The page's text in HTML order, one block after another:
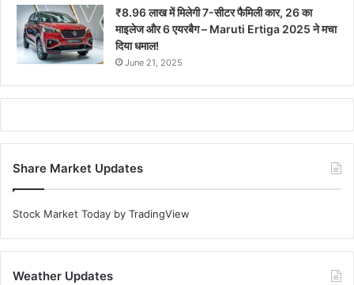
₹8.96 लाख में मिलेगी 7-सीटर फैमिली कार, 26 का
माइलेज और 6 एयरबैग – Maruti Ertiga 2025 ने मचा
दिया धमाल!
June 21, 2025
Share Market Updates
Stock Market Today by TradingView
Weather Updates